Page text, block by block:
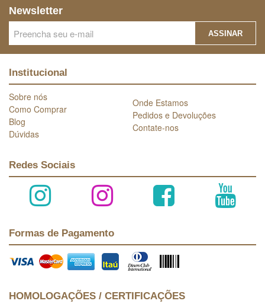
Newsletter
ASSINAR
Institucional
Sobre nós
Como Comprar
Blog
Dúvidas
Onde Estamos
Pedidos e Devoluções
Contate-nos
Redes Sociais
Formas de Pagamento
HOMOLOGAÇÕES / CERTIFICAÇÕES